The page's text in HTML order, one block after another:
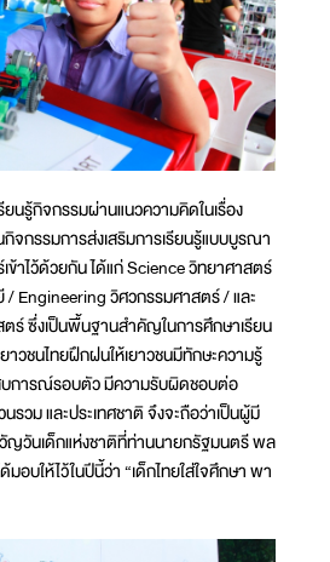
นรู้กิจกรรมผ่านแนวความคิดในเรื่อง
จกรรมการส่งเสริมการเรียนรู้แบบบูรณา
ข้าไว้ด้วยกัน ได้แก่ Science วิทยาศาสตร์
/ Engineering วิศวกรรมศาสตร์ / และ
ซึ่งเป็นพื้นฐานสำคัญในการศึกษาเรียน
าวชนไทยฝึกฝนให้เยาวชนมีทักษะความรู้
บการณ์รอบตัว มีความรับผิดชอบต่อ
รวม และประเทศชาติ จึงจะถือว่าเป็นผู้มี
ญวันเด็กแห่งชาติที่ท่านนายกรัฐมนตรี พล
มอบให้ไว้ในปีนี้ว่า “เด็กไทยใส่ใจศึกษา พา